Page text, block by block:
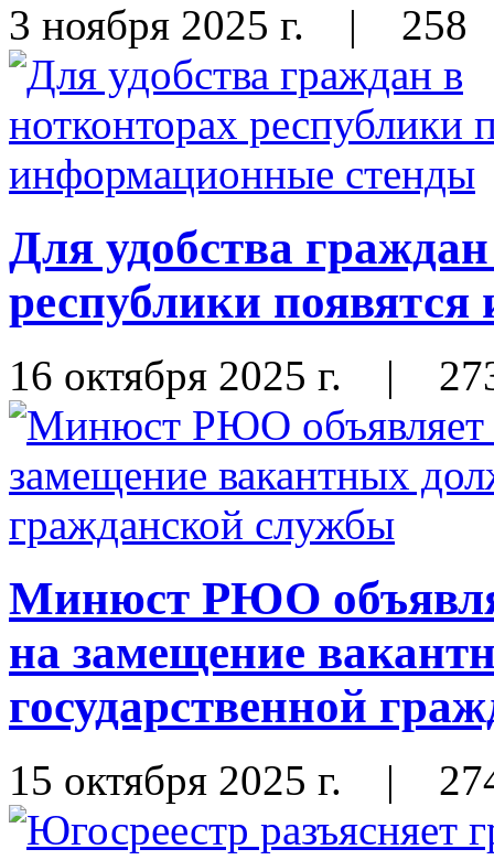
3 ноября 2025 г. | 258
Для удобства
республики
16 октября 2025 г. |
Минюст РЮО
на замещение
государственной
15 октября 2025 г. |